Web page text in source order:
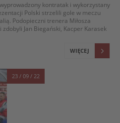
kontratak i wykorzystany
Polski strzelili gole w meczu
Podopieczni trenera Miłosza
Jan Biegański, Kacper Karasek
WIĘCEJ
23 / 09 / 22